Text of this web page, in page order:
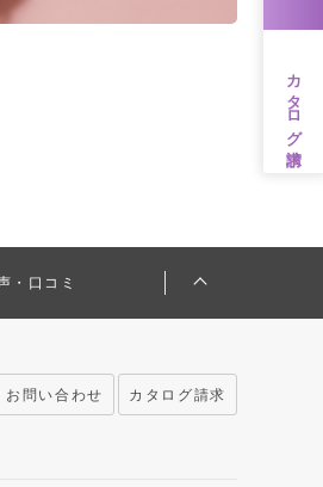
・口コミ
カタログ請求
お問い合わせ カタログ請求